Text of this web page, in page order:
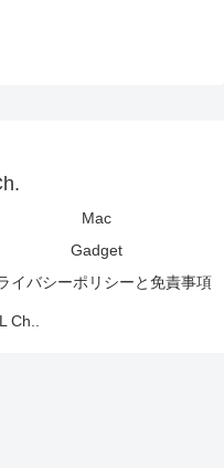
Mac
Gadget
イバシーポリシーと免責事項
Ch..